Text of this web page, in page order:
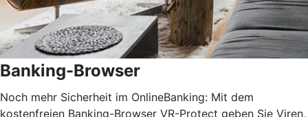
Banking-Browser
Noch mehr Sicherheit im OnlineBanking: Mit dem
kostenfreien Banking-Browser VR-Protect geben Sie Viren,